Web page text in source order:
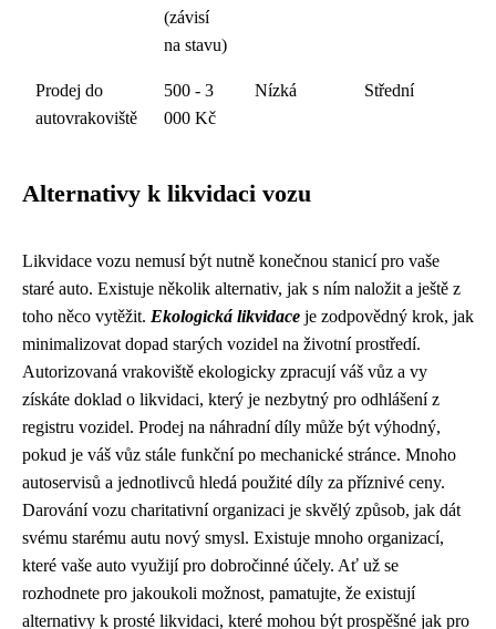
(závisí
na stavu)
Prodej do
autovrakoviště
500 - 3
000 Kč
Nízká Střední
Alternativy k likvidaci vozu
Likvidace vozu nemusí být nutně konečnou stanicí pro vaše
staré auto. Existuje několik alternativ, jak s ním naložit a ještě z
toho něco vytěžit. Ekologická likvidace je zodpovědný krok, jak
minimalizovat dopad starých vozidel na životní prostředí.
Autorizovaná vrakoviště ekologicky zpracují váš vůz a vy
získáte doklad o likvidaci, který je nezbytný pro odhlášení z
registru vozidel. Prodej na náhradní díly může být výhodný,
pokud je váš vůz stále funkční po mechanické stránce. Mnoho
autoservisů a jednotlivců hledá použité díly za příznivé ceny.
Darování vozu charitativní organizaci je skvělý způsob, jak dát
svému starému autu nový smysl. Existuje mnoho organizací,
které vaše auto využijí pro dobročinné účely. Ať už se
rozhodnete pro jakoukoli možnost, pamatujte, že existují
alternativy k prosté likvidaci, které mohou být prospěšné jak pro